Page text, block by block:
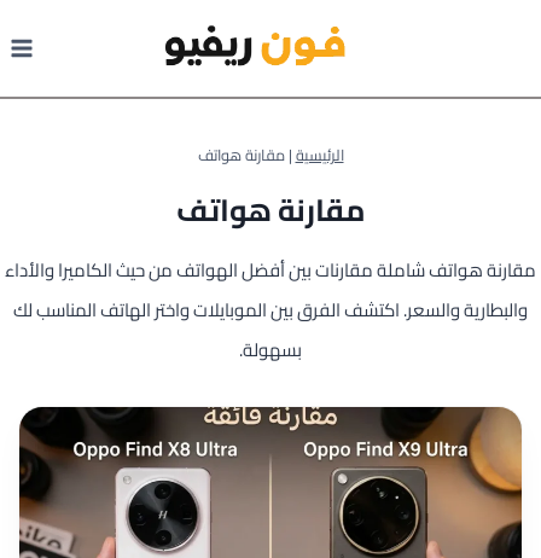
المحتوى
الرئيسية|مقارنة هواتف
مقارنة هواتف
مقارنة هواتف شاملة مقارنات بين أفضل الهواتف من حيث الكاميرا والأداء
والبطارية والسعر. اكتشف الفرق بين الموبايلات واختر الهاتف المناسب لك
بسهولة.